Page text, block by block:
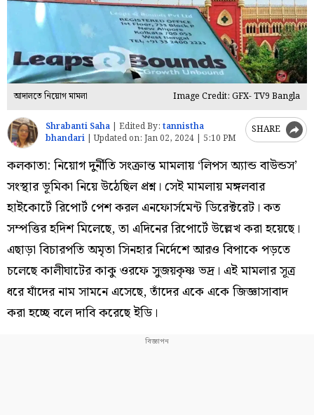
আদালতে নিয়োগ মামলা Image Credit: GFX- TV9 Bangla
Shrabanti Saha Edited By: tannistha
bhandari |Updated on: Jan 02, 2024 | 5:10 PM
SHARE
কলকাতা: নিয়োগ দুর্নীতি সংক্রান্ত মামলায় ‘লিপস অ্যান্ড বাউন্ডস’
সংস্থার ভূমিকা নিয়ে উঠেছিল প্রশ্ন। সেই মামলায় মঙ্গলবার
হাইকোর্টে রিপোর্ট পেশ করল এনফোর্সমেন্ট ডিরেক্টরেট। কত
সম্পত্তির হদিশ মিলেছে, তা এদিনের রিপোর্টে উল্লেখ করা হয়েছে।
এছাড়া বিচারপতি অমৃতা সিনহার নির্দেশে আরও বিপাকে পড়তে
চলেছে কালীঘাটের কাকু ওরফে সুজয়কৃষ্ণ ভদ্র। এই মামলার সূত্র
ধরে যাঁদের নাম সামনে এসেছে, তাঁদের একে একে জিজ্ঞাসাবাদ
করা হচ্ছে বলে দাবি করেছে ইডি।